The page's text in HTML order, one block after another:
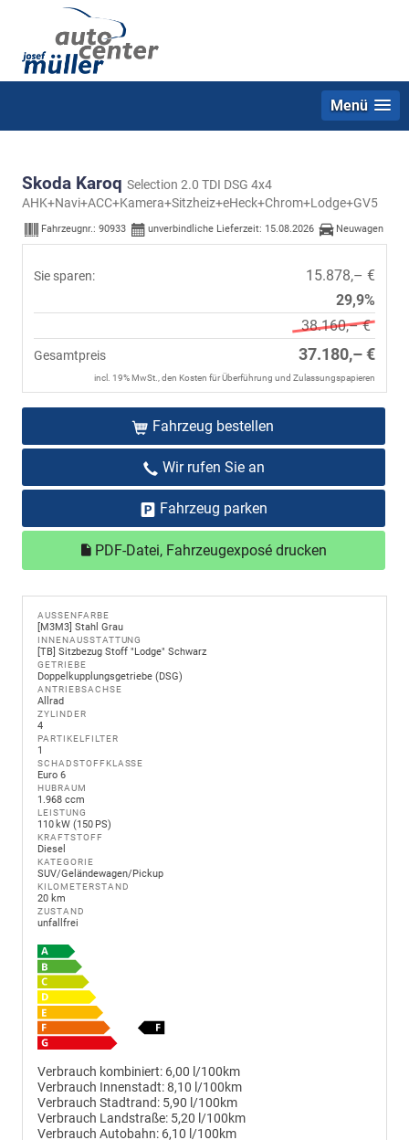
Menü
Skoda Karoq Selection 2.0 TDI DSG 4x4
AHK+Navi+ACC+Kamera+Sitzheiz+eHeck+Chrom+Lodge+GV5
Fahrzeugnr.: 90933 unverbindliche Lieferzeit: 15.08.2026 Neuwagen
Sie sparen:
15.878,– €
29,9%
38.160,– €
Gesamtpreis 37.180,– €
incl. 19% MwSt., den Kosten für Überführung und Zulassungspapieren
Fahrzeug bestellen
Wir rufen Sie an
Fahrzeug parken
PDF-Datei, Fahrzeugexposé drucken
AUSSENFARBE
[M3M3] Stahl Grau
INNENAUSSTATTUNG
[TB] Sitzbezug Stoff "Lodge" Schwarz
GETRIEBE
Doppelkupplungsgetriebe (DSG)
ANTRIEBSACHSE
Allrad
ZYLINDER
4
PARTIKELFILTER
1
SCHADSTOFFKLASSE
Euro 6
HUBRAUM
1.968 ccm
LEISTUNG
110 kW (150 PS)
KRAFTSTOFF
Diesel
KATEGORIE
SUV/Geländewagen/Pickup
KILOMETERSTAND
20 km
ZUSTAND
unfallfrei
Verbrauch kombiniert: 6,00 l/100km
Verbrauch Innenstadt:8,10 l/100km
Verbrauch Stadtrand: 5,90 l/100km
Verbrauch Landstraße: 5,20 l/100km
Verbrauch Autobahn: 6,10 l/100km